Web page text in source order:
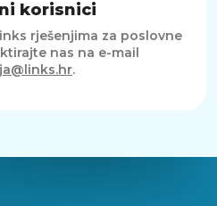
korisnici
rješenjima za poslovne
nas na e-mail
.